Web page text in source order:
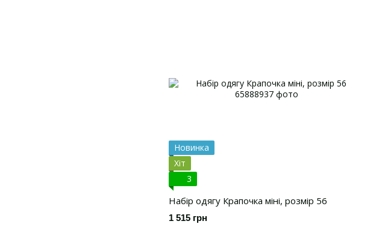
Новинка
Хіт
3
Набір одягу Крапочка міні, розмір 56
1 515 грн